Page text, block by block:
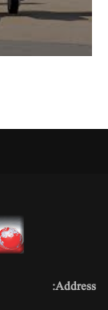
Address: